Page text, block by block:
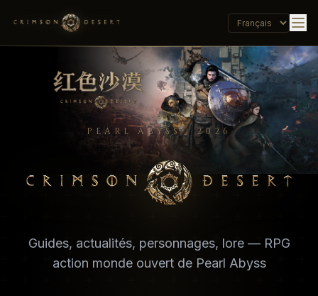
PEARL ABYSS · 2026
Crimson Desert - Official Wiki, Guides,
Guides, actualités, personnages, lore — RPG
action monde ouvert de Pearl Abyss